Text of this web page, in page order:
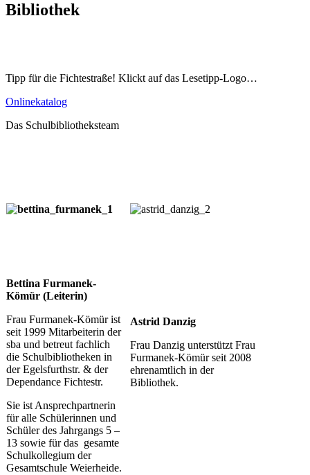
Bibliothek
Tipp für die Fichtestraße! Klickt auf das Lesetipp-Logo…
Onlinekatalog
Das Schulbibliotheksteam
Bettina Furmanek-
Kömür (Leiterin)
Frau Furmanek-Kömür ist
seit 1999 Mitarbeiterin der
sba und betreut fachlich
die Schulbibliotheken in
der Egelsfurthstr. & der
Dependance Fichtestr.
Sie ist Ansprechpartnerin
für alle Schülerinnen und
Schüler des Jahrgangs 5 –
13 sowie für das gesamte
Schulkollegium der
Gesamtschule Weierheide.
Astrid Danzig
Frau Danzig unterstützt Frau
Furmanek-Kömür seit 2008
ehrenamtlich in der
Bibliothek.